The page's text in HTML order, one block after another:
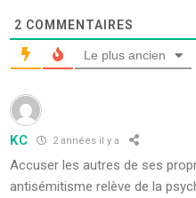
2 COMMENTAIRES
Le plus ancien
KC 2 années il y a
Accuser les autres de ses
antisémitisme relève de la